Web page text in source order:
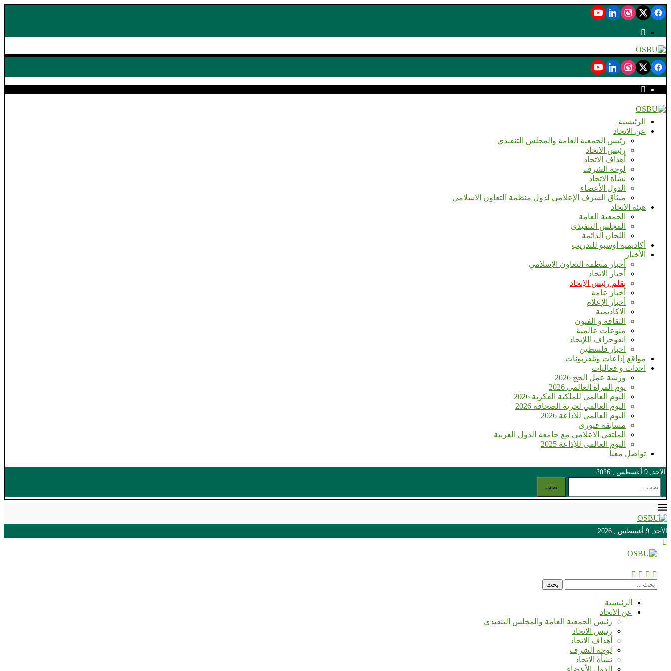
الرئيسية
عن الاتحاد
رئيس الجمعية العامة والمجلس التنفيذي
رئيس الاتحاد
أهداف الاتحاد
لوحة الشرف
نشأة الاتحاد
الدول الأعضاء
ميثاق الشرف الإعلامي لدول منظمة التعاون الاسلامي
هيئة الاتحاد
الجمعية العامة
المجلس التنفيذي
اللجان الدائمة
أكاديمية أوسبو للتدريب
الأخبار
أخبار منظمة التعاون الإسلامي
أخبار الاتحاد
بقلم رئيس الإتحاد
أخبار عامة
أخبار الإعلام
الاكاديمية
الثقافة و الفنون
منوعات عالمية
انفوجراف اللإتحاد
اخبار فلسطين
مواقع إذاعات وتلفزيونات
احداث و فعاليات
ورشة عمل الحج 2026
يوم المرأة العالمي 2026
اليوم العالمي للملكية الفكرية 2026
اليوم العالمي لحرية الصحافة 2026
اليوم العالمي للأذاعة 2026
مسابقة فيورى
الملتقي الاعلامي مع جامعة الدول العربية
اليوم العالمى للإذاعة 2025
تواصل معنا
الأحد, 9 أغسطس , 2026
بحث
الأحد, 9 أغسطس , 2026
بحث
الرئيسية
عن الاتحاد
رئيس الجمعية العامة والمجلس التنفيذي
رئيس الاتحاد
أهداف الاتحاد
لوحة الشرف
نشأة الاتحاد
الدول الأعضاء